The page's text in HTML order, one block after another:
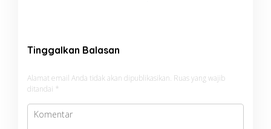
Tinggalkan Balasan
Alamat email Anda tidak akan dipublikasikan. Ruas yang wajib
ditandai *